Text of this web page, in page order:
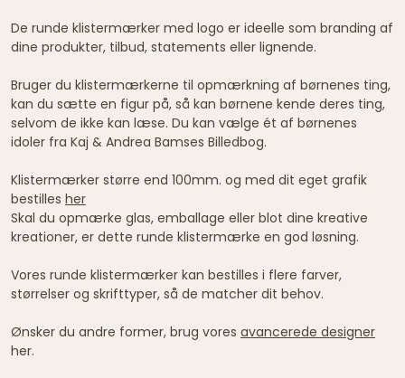
De runde klistermærker med logo er ideelle som branding af
dine produkter, tilbud, statements eller lignende.
Bruger du klistermærkerne til opmærkning af børnenes ting,
kan du sætte en figur på, så kan børnene kende deres ting,
selvom de ikke kan læse. Du kan vælge ét af børnenes
idoler fra Kaj & Andrea Bamses Billedbog.
Klistermærker større end 100mm. og med dit eget grafik
bestilles her
Skal du opmærke glas, emballage eller blot dine kreative
kreationer, er dette runde klistermærke en god løsning.
Vores runde klistermærker kan bestilles i flere farver,
størrelser og skrifttyper, så de matcher dit behov.
Ønsker du andre former, brug vores avancerede designer
her.